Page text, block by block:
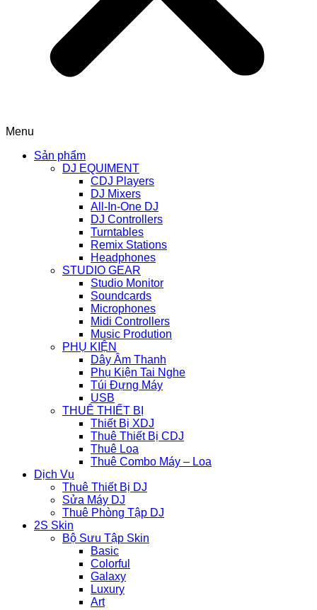
Menu
Sản phẩm
DJ EQUIMENT
CDJ Players
DJ Mixers
All-In-One DJ
DJ Controllers
Turntables
Remix Stations
Headphones
STUDIO GEAR
Studio Monitor
Soundcards
Microphones
Midi Controllers
Music Prodution
PHỤ KIỆN
Dây Âm Thanh
Phụ Kiện Tai Nghe
Túi Đựng Máy
USB
THUÊ THIẾT BỊ
Thiết Bị XDJ
Thuê Thiết Bị CDJ
Thuê Loa
Thuê Combo Máy – Loa
Dịch Vụ
Thuê Thiết Bị DJ
Sửa Máy DJ
Thuê Phòng Tập DJ
2S Skin
Bộ Sưu Tập Skin
Basic
Colorful
Galaxy
Luxury
Art